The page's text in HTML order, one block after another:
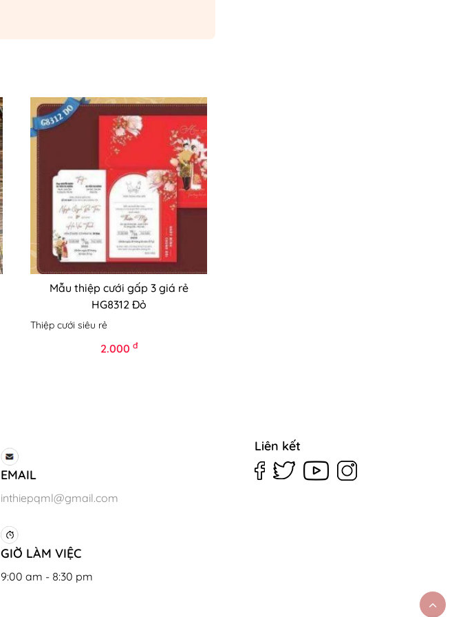
Mẫu thiệp cưới gấp 3 giá rẻ
HG8312 Đỏ
Thiệp cưới siêu rẻ
2.000 đ
EMAIL
inthiepqml@gmail.com
GIỜ LÀM VIỆC
9:00 am - 8:30 pm
Liên kết